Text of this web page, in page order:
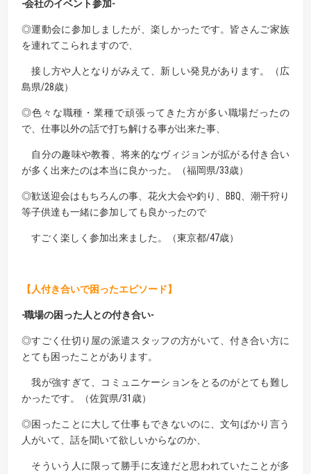
-会社のイベント参加-
◎運動会に参加しましたが、楽しかったです。皆さんご家族
を連れてこられますので、
接し方や人となりがみえて、新しい発見があります。（広
島県/28歳）
◎色々な職種・業種で頑張ってきた方が多い職場だったの
で、仕事以外の話で打ち解ける事が出来た事、
自分の趣味や教養、将来的なヴィジョンが拡がる付き合い
が多く出来たのは本当に良かった。（福岡県/33歳）
◎歓送迎会はもちろんの事、花火大会や釣り、BBQ、潮干狩り
等子供達も一緒に参加しても良かったので
すごく楽しく参加出来ました。（東京都/47歳）
【人付き合いで困ったエピソード】
-職場の困った人との付き合い-
◎すごく仕切り屋の派遣スタッフの方がいて、付き合い方に
とても困ったことがあります。
我が強すぎて、コミュニケーションをとるのがとても難し
かったです。（佐賀県/31歳）
◎困ったことに大して仕事もできないのに、文句ばかり言う
人がいて、話を聞いて欲しいからなのか、
そういう人に限って勝手に友達だと思われていたことが多